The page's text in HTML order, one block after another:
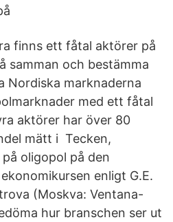
finns ett fåtal aktörer på
samman och bestämma
Nordiska marknaderna
med ett fåtal
aktörer har över 80
mätt i Tecken,
oligopol på den
enligt G.E.
(Moskva: Ventana-
hur branschen ser ut